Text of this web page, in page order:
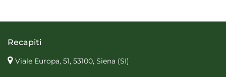
Recapiti
Viale Europa, 51, 53100, Siena (SI)